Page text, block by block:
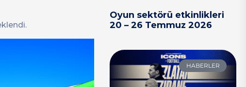
Oyun sektörü etkinlikleri
20 – 26 Temmuz 2026
HABERLER